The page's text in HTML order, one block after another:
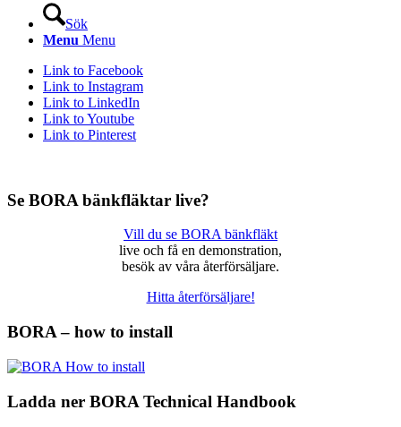
Sök
Menu Menu
Link to Facebook
Link to Instagram
Link to LinkedIn
Link to Youtube
Link to Pinterest
Se BORA bänkfläktar live?
Vill du se BORA bänkfläkt
live och få en demonstration,
besök av våra återförsäljare.
Hitta återförsäljare!
BORA – how to install
Ladda ner BORA Technical Handbook